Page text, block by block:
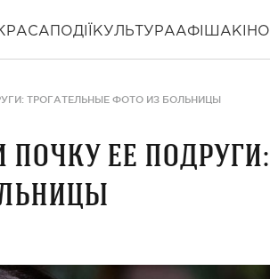
ПОДІЇ КУЛЬТУРААФІША КІНО
ТРОГАТЕЛЬНЫЕ ФОТО ИЗ БОЛЬНИЦЫ
ее подруги: